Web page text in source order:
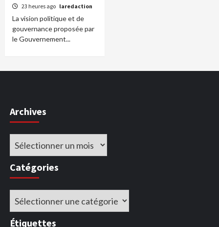
23 heures ago laredaction
La vision politique et de
gouvernance proposée par
le Gouvernement...
Archives
Archives
Catégories
Catégories
Étiquettes